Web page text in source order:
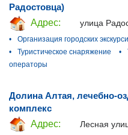
Радостовца)
Адрес:
улица
•
Организация городских
•
Туристическое снаряжение •
операторы
Долина Алтая, лечебно-
комплекс
Адрес:
Лесная